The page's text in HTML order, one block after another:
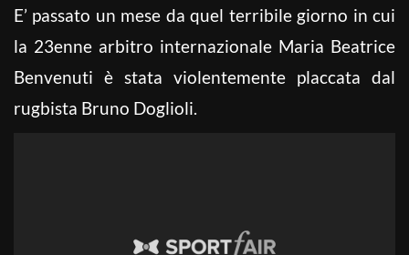
E’ passato un mese da quel terribile giorno in cui
la 23enne arbitro internazionale Maria Beatrice
Benvenuti è stata violentemente placcata dal
rugbista Bruno Doglioli.